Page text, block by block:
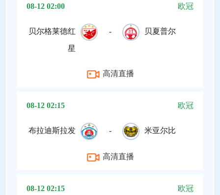
08-12 02:00 欧冠
贝尔格莱德红
星
- 贝夏普尔
高清直播
08-12 02:15 欧冠
布拉迪斯拉发 - 米亚尔比
高清直播
08-12 02:15 欧冠